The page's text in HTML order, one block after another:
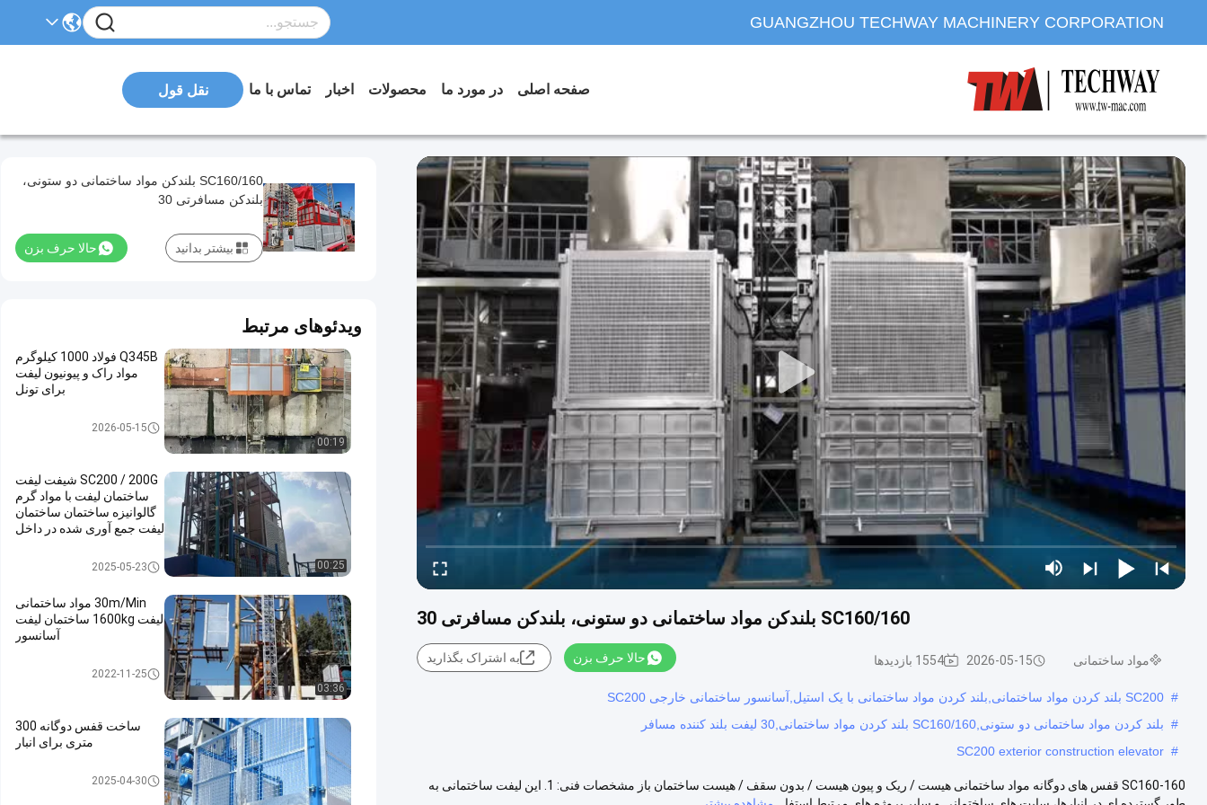
GUANGZHOU TECHWAY MACHINERY CORPORATION
صفحه اصلی در مورد ما محصولات اخبار تماس با ما نقل قول
SC160/160 بلندکن مواد ساختمانی دو ستونی، بلندکن مسافرتی 30
مواد ساختمانی 2026-05-15 1554 بازدیدها حالا حرف بزن به اشتراک بگذارید
# SC200 بلند کردن مواد ساختمانی,بلند کردن مواد ساختمانی با یک استیل,آسانسور ساختمانی خارجی SC200
# بلند کردن مواد ساختمانی دو ستونی,SC160/160 بلند کردن مواد ساختمانی,30 لیفت بلند کننده مسافر
#
SC200 exterior construction elevator
SC160-160 قفس های دوگانه مواد ساختمانی هیست / ریک و پیون هیست / بدون سقف / هیست ساختمان باز مشخصات فنی: 1. این لیفت ساختمانی به
SC160/160 بلندکن مواد ساختمانی دو ستونی،
بلندکن مسافرتی 30
حالا حرف بزن بیشتر بدانید
ویدئوهای مرتبط
00:19
Q345B فولاد 1000 کیلوگرم
مواد راک و پیونیون لیفت
برای تونل
2026-05-15
00:25
SC200 / 200G شیفت لیفت
ساختمان لیفت با مواد گرم
گالوانیزه ساختمان ساختمان
لیفت جمع آوری شده در داخل
بلند کردن ساختمان2025-05-23
03:36
30m/Min مواد ساختمانی
لیفت 1600kg ساختمان لیفت
آسانسور
2022-11-25
ساخت قفس دوگانه 300
متری برای انبار
2025-04-30